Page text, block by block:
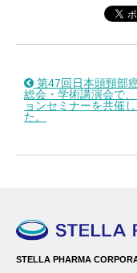
第47回日本頭頸部
総会・学術講演会で
ョンセミナーを共催
た。
STELLA PHARMA